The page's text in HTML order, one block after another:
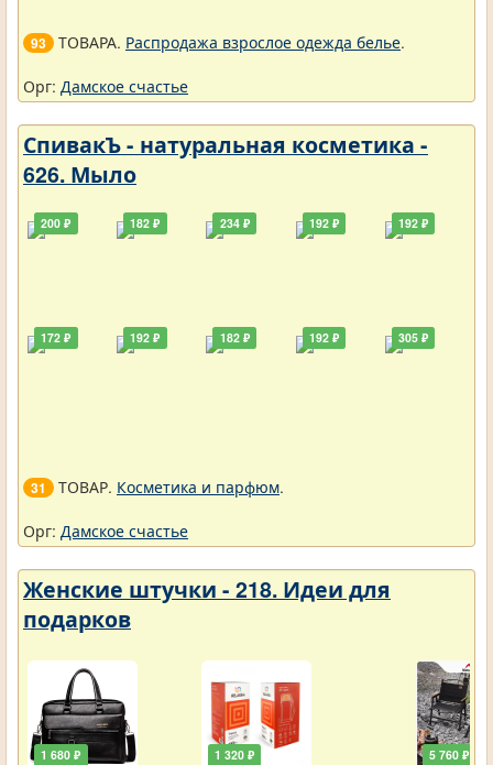
93 ТОВАРА. Распродажа взрослое одежда белье.
Орг: Дамское счастье
СпивакЪ - натуральная косметика -
626. Мыло
200 ₽
172 ₽
182 ₽
192 ₽
234 ₽
182 ₽
192 ₽
192 ₽
192 ₽
305 ₽
31 ТОВАР. Косметика и парфюм.
Орг: Дамское счастье
Женские штучки - 218. Идеи для
подарков
1 680 ₽ 1 320 ₽ 5 760 ₽